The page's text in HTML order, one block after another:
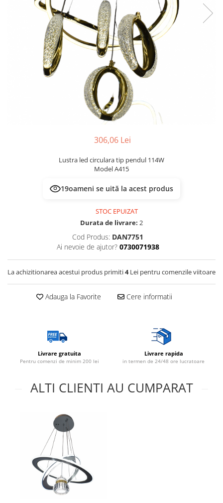
Lampi emergente
Spoturi led pe sina
Prelungitoare/Derulatoare
Starter/Droser
Triplu Stecher
Întrerupătoare/Comutatoare
Ştechere/Stecher adaptor
306,06 Lei
Lustra led circulara tip pendul 114W
Model A415
19oameni se uită la acest produs
STOC EPUIZAT
Durata de livrare: 2
Cod Produs: DAN7751
Ai nevoie de ajutor? 0730071938
La achizitionarea acestui produs primiti4Lei pentru comenzile viitoare
Adauga la Favorite Cere informatii
Livrare gratuita
Pentru comenzi de minim 200 lei
Livrare rapida
in termen de 24/48 ore lucratoare
ALTI CLIENTI AU CUMPARAT